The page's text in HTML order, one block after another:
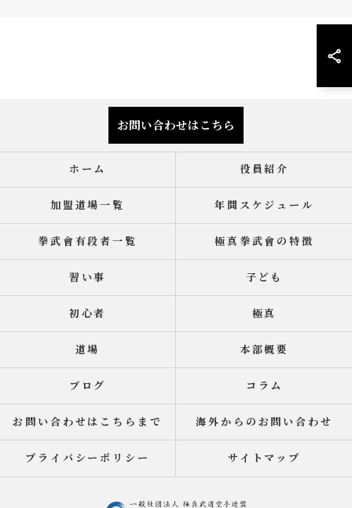
お問い合わせはこちら
ホーム 役員紹介
加盟道場一覧 年間スケジュール
拳武會有段者一覧 極真拳武會の特徴
習い事 子ども
初心者 極真
道場 本部概要
ブログ コラム
お問い合わせはこちらまで 海外からのお問い合わせ
プライバシーポリシー サイトマップ